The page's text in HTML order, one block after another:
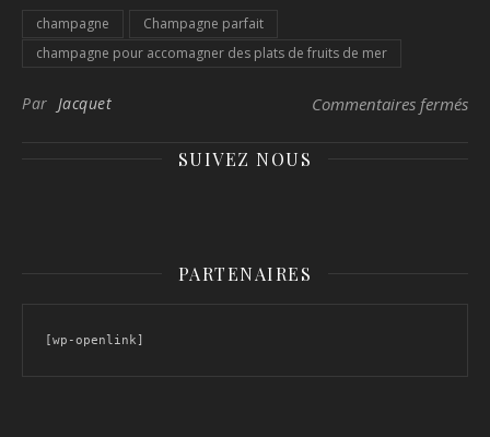
champagne
Champagne parfait
champagne pour accomagner des plats de fruits de mer
Par Jacquet Commentaires fermés
SUIVEZ NOUS
PARTENAIRES
[wp-openlink]